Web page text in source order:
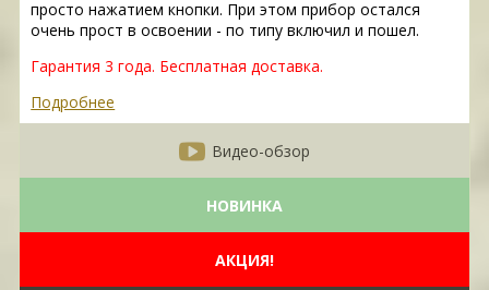
просто нажатием кнопки. При этом прибор остался
очень прост в освоении - по типу включил и пошел.
Гарантия 3 года. Бесплатная доставка.
Подробнее
Видео-обзор
НОВИНКА
АКЦИЯ!